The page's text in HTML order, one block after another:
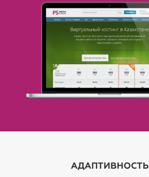
АДАПТИВНОСТЬ